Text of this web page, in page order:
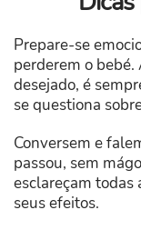
Prepare-se
perderem o bebé.
desejado, é
se questiona
Conversem e
passou, sem
esclareçam todas
seus efeitos.